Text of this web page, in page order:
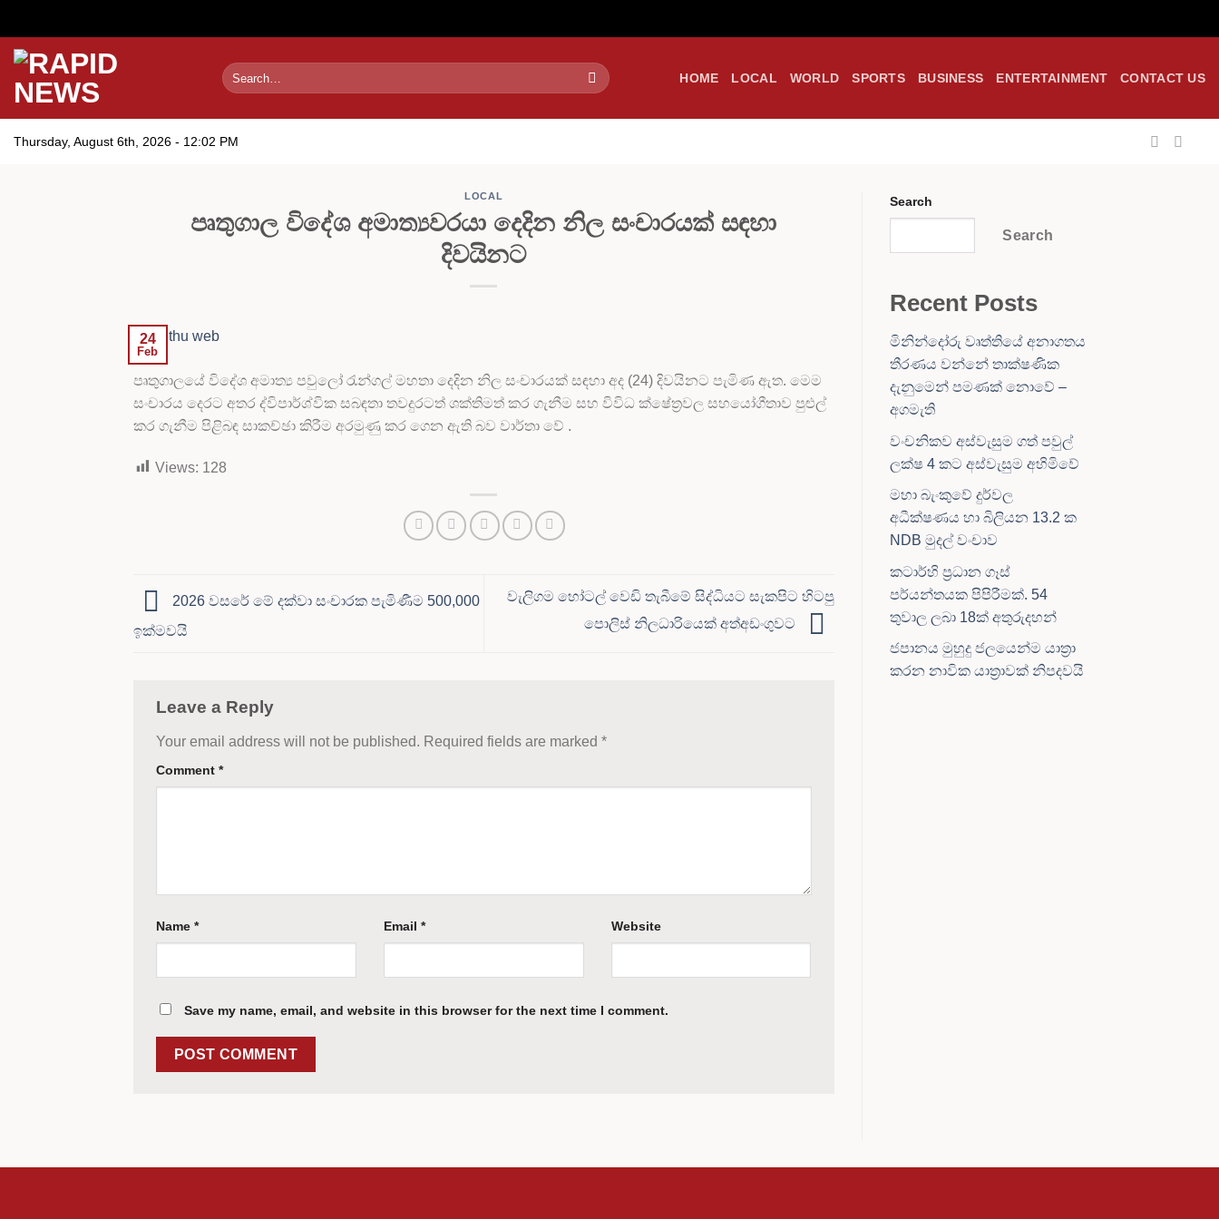
Skip
content
HOME LOCAL WORLD SPORTS BUSINESS ENTERTAINMENT CONTACT US
Thursday, August 6th, 2026 - 12:02 PM
LOCAL
පෘතුගාල විදේශ අමාත්‍යවරයා දෙදින නිල සංචාරයක් සඳහා
දිවයිනට
24
Feb
පෘතුගාලයේ විදේශ අමාත්‍ය පවුලෝ රැන්ගල් මහතා දෙදින නිල සංචාරයක් සඳහා අද (24) දිවයිනට පැමිණ ඇත. මෙම
සංචාරය දෙරට අතර ද්විපාර්ශ්වික සබඳතා තවදුරටත් ශක්තිමත් කර ගැනීම සහ විවිධ ක්ෂේත්‍රවල සහයෝගීතාව පුළුල්
කර ගැනීම පිළිබඳ සාකච්ඡා කිරීම අරමුණු කර ගෙන ඇති බව වාර්තා වේ .
Views: 128
2026 වසරේ මේ දක්වා සංචාරක පැමිණීම 500,000
ඉක්මවයි
වැලිගම හෝටල් වෙඩි තැබීමේ සිද්ධියට සැකපිට හිටපු
පොලිස් නිලධාරියෙක් අත්අඩංගුවට
Leave a Reply
Your email address will not be published. Required fields are marked *
Comment *
Name * Email * Website
Save my name, email, and website in this browser for the next time I comment.
Search
Search
Recent Posts
මිනින්දෝරු වෘත්තියේ අනාගතය
තීරණය වන්නේ තාක්ෂණික
දැනුමෙන් පමණක් නොවේ –
අගමැති
වංචනිකව අස්වැසුම ගත් පවුල්
ලක්ෂ 4 කට අස්වැසුම අහිමිවේ
මහා බැංකුවේ දුර්වල
අධීක්ෂණය හා බිලියන 13.2 ක
NDB මුදල් වංචාව
කටාර්හි ප්‍රධාන ගෑස්
පර්යන්තයක පිපිරීමක්. 54
තුවාල ලබා 18ක් අතුරුදහන්
ජපානය මුහුදු ජලයෙන්ම යාත්‍රා
කරන නාවික යාත්‍රාවක් නිපදවයි